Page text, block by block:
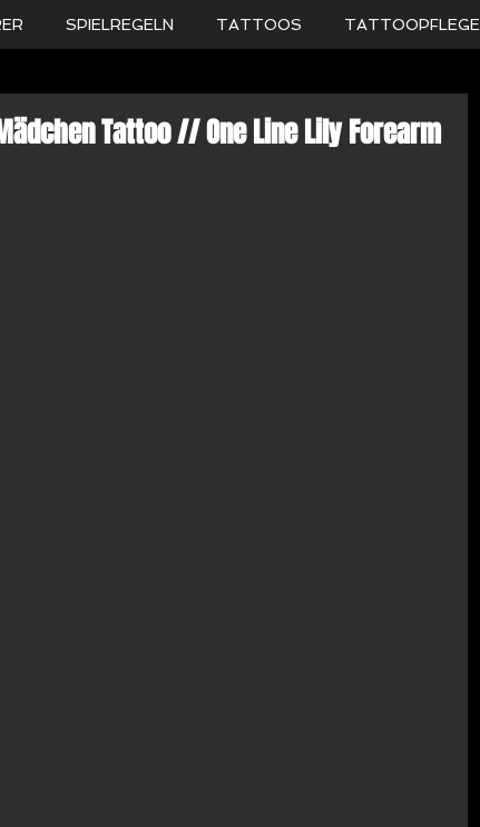
SPIELREGELN TATTOOS TATTOOPFLEGE
Tattoo // One Line Lily Forearm